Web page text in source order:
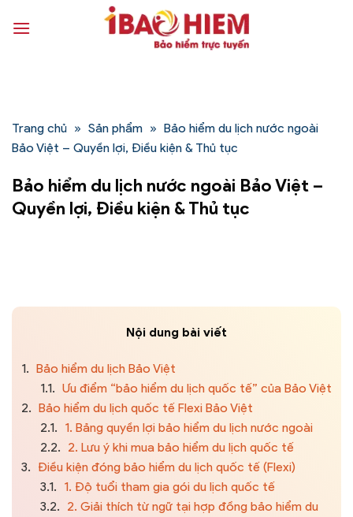
qua
Trang chủ » Sản phẩm » Bảo hiểm du lịch nước ngoài
Bảo Việt – Quyền lợi, Điều kiện & Thủ tục
Bảo hiểm du lịch nước ngoài Bảo Việt –
Quyền lợi, Điều kiện & Thủ tục
Nội dung bài viết
1. Bảo hiểm du lịch Bảo Việt
1.1. Ưu điểm “bảo hiểm du lịch quốc tế” của Bảo Việt
2. Bảo hiểm du lịch quốc tế Flexi Bảo Việt
2.1. 1. Bảng quyền lợi bảo hiểm du lịch nước ngoài
2.2. 2. Lưu ý khi mua bảo hiểm du lịch quốc tế
3. Điều kiện đóng bảo hiểm du lịch quốc tế (Flexi)
3.1. 1. Độ tuổi tham gia gói du lịch quốc tế
3.2. 2. Giải thích từ ngữ tại hợp đồng bảo hiểm du